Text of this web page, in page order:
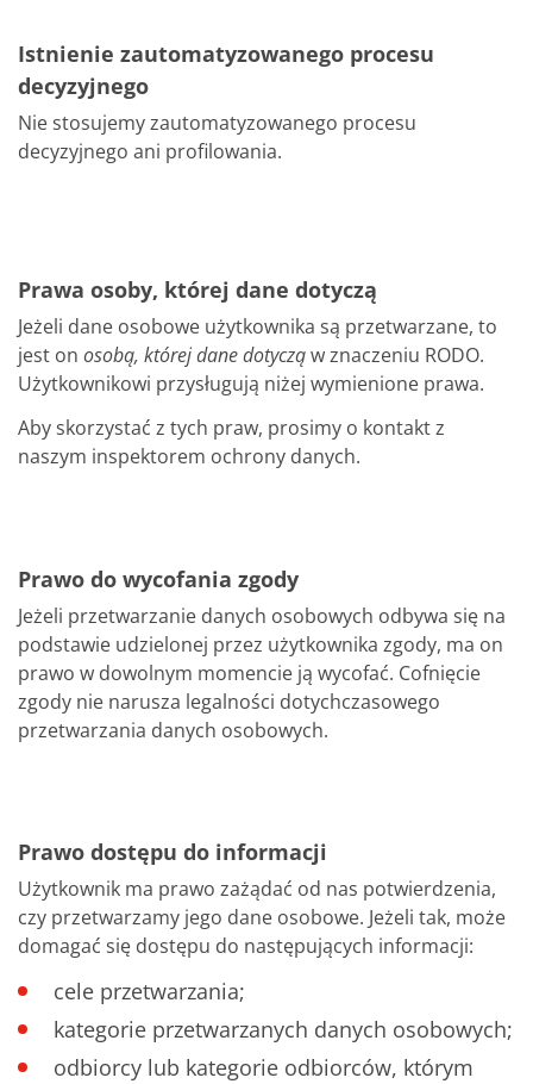
Istnienie zautomatyzowanego procesu
decyzyjnego
Nie stosujemy zautomatyzowanego procesu
decyzyjnego ani profilowania.
Prawa osoby, której dane dotyczą
Jeżeli dane osobowe użytkownika są przetwarzane, to
jest on osobą, której dane dotycząw znaczeniu RODO.
Użytkownikowi przysługują niżej wymienione prawa.
Aby skorzystać z tych praw, prosimy o kontakt z
naszym inspektorem ochrony danych.
Prawo do wycofania zgody
Jeżeli przetwarzanie danych osobowych odbywa się na
podstawie udzielonej przez użytkownika zgody, ma on
prawo w dowolnym momencie ją wycofać. Cofnięcie
zgody nie narusza legalności dotychczasowego
przetwarzania danych osobowych.
Prawo dostępu do informacji
Użytkownik ma prawo zażądać od nas potwierdzenia,
czy przetwarzamy jego dane osobowe. Jeżeli tak, może
domagać się dostępu do następujących informacji:
cele przetwarzania;
kategorie przetwarzanych danych osobowych;
odbiorcy lub kategorie odbiorców, którym